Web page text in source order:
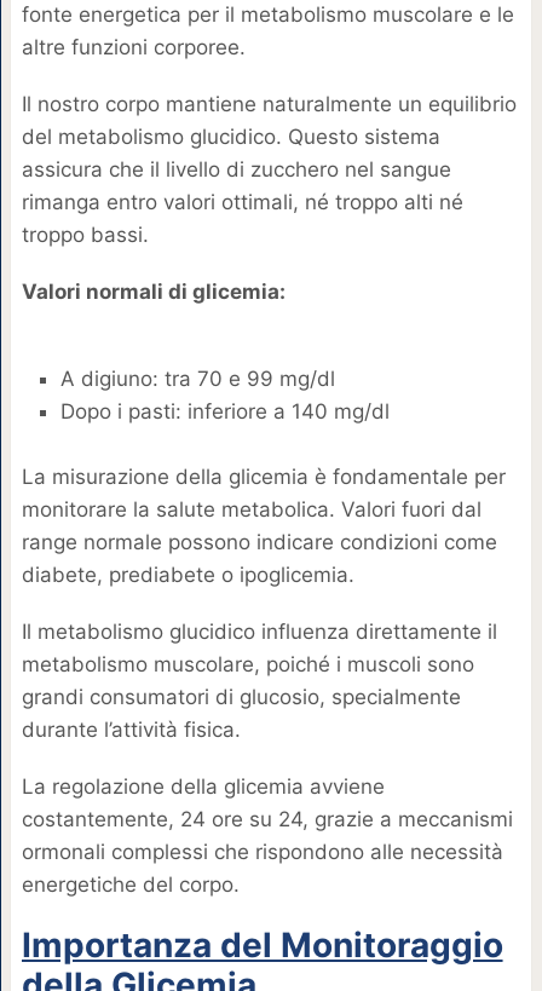
fonte energetica per il metabolismo muscolare e le
altre funzioni corporee.
Il nostro corpo mantiene naturalmente un equilibrio
del metabolismo glucidico. Questo sistema
assicura che il livello di zucchero nel sangue
rimanga entro valori ottimali, né troppo alti né
troppo bassi.
Valori normali di glicemia:
A digiuno: tra 70 e 99 mg/dl
Dopo i pasti: inferiore a 140 mg/dl
La misurazione della glicemia è fondamentale per
monitorare la salute metabolica. Valori fuori dal
range normale possono indicare condizioni come
diabete, prediabete o ipoglicemia.
Il metabolismo glucidico influenza direttamente il
metabolismo muscolare, poiché i muscoli sono
grandi consumatori di glucosio, specialmente
durante l’attività fisica.
La regolazione della glicemia avviene
costantemente, 24 ore su 24, grazie a meccanismi
ormonali complessi che rispondono alle necessità
energetiche del corpo.
Importanza del Monitoraggio